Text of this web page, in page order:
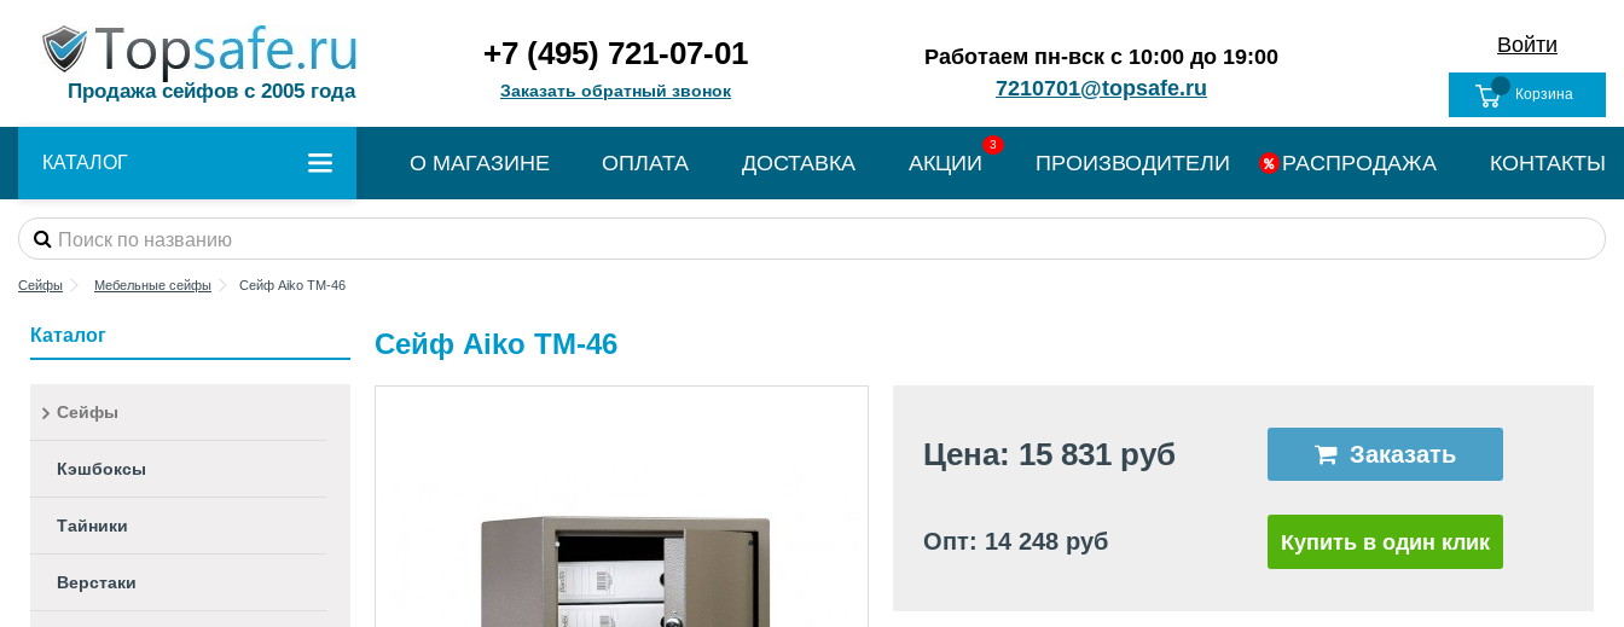
Продажа сейфов с 2005 года
Войти
Корзина
Работаем пн-вск с 10:00 до 19:00
7210701@topsafe.ru
+7 (495) 721-07-01
Заказать обратный звонок
КАТАЛОГ О МАГАЗИНЕ ОПЛАТА ДОСТАВКА
3
АКЦИИ ПРОИЗВОДИТЕЛИ РАСПРОДАЖА КОНТАКТЫ
Сейфы Мебельные сейфы Сейф Aiko TM-46
Каталог
Сейфы
Кэшбоксы
Тайники
Верстаки
Сейф Aiko TM-46
Цена: 15 831 руб
Опт: 14 248 руб
Заказать
Купить в один клик